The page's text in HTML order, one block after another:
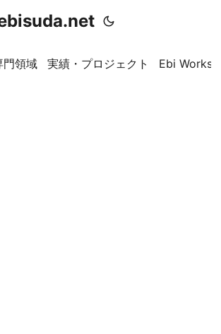
門領域 実績・プロジェクト Ebi